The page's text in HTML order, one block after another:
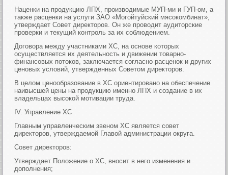
Наценки на продукцию ЛПХ, производимые МУП-ми и ГУП-ом, а
также расценки на услуги ЗАО «Могойтуйский мясокомбинат»,
утверждает Совет директоров. Он же проводит аудиторские
проверки и текущий контроль за их соблюдением.
Договора между участниками ХС, на основе которых
осуществляется их деятельность и движении товарно-
финансовых потоков, заключается согласно расценок и других
ценовых условий, утвержденных Советом директоров.
В целом ценообразование в ХС ориентировано на обеспечение
наивысшей цены на продукцию именно ЛПХ и создание в их
владельцах высокой мотивации труда.
IV. Управление ХС
Главным управленческим звеном ХС является совет
директоров, утверждаемой Главой администрации округа.
Совет директоров:
Утверждает Положение о ХС, вносит в него изменения и
дополнения;